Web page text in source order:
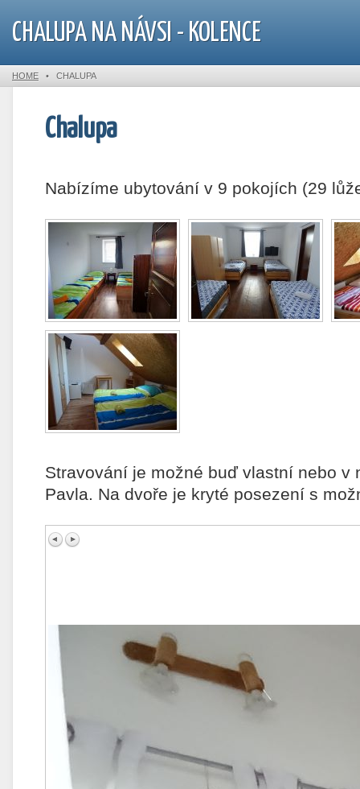
CHALUPA NA NÁVSI - KOLENCE
HOME • CHALUPA
Chalupa
Nabízíme ubytování v 9 pokojích (29
Stravování je možné buď vlastní nebo v
Pavla. Na dvoře je kryté posezení s